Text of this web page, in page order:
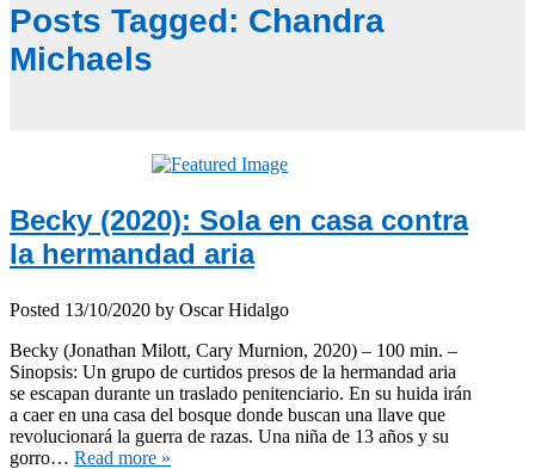
Posts Tagged: Chandra
Michaels
Becky (2020): Sola en casa contra
la hermandad aria
Posted 13/10/2020 by Oscar Hidalgo
Becky (Jonathan Milott, Cary Murnion, 2020) – 100 min. –
Sinopsis: Un grupo de curtidos presos de la hermandad aria
se escapan durante un traslado penitenciario. En su huida irán
a caer en una casa del bosque donde buscan una llave que
revolucionará la guerra de razas. Una niña de 13 años y su
gorro… Read more »